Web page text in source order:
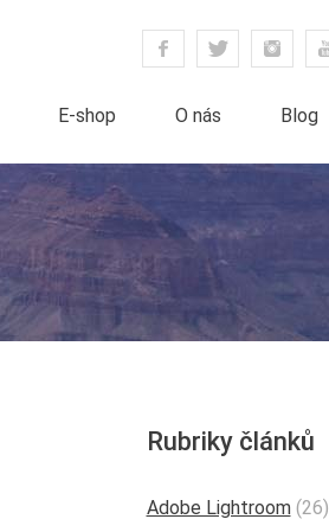
E-shop O nás Blog
Rubriky článků
Adobe Lightroom(26)